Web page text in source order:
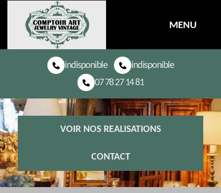
MENU
indisponible
indisponible
07 78 27 14 81
VOIR NOS REALISATIONS
CONTACT